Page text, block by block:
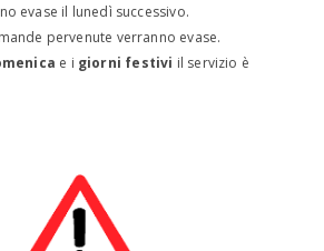
evase il lunedì successivo.
pervenute verranno evase.
e i giorni festivi il servizio è